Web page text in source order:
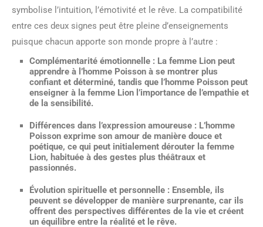
symbolise l’intuition, l’émotivité et le rêve. La compatibilité
entre ces deux signes peut être pleine d’enseignements
puisque chacun apporte son monde propre à l’autre :
Complémentarité émotionnelle : La femme Lion peut
apprendre à l’homme Poisson à se montrer plus
confiant et déterminé, tandis que l’homme Poisson peut
enseigner à la femme Lion l’importance de l’empathie et
de la sensibilité.
Différences dans l’expression amoureuse : L’homme
Poisson exprime son amour de manière douce et
poétique, ce qui peut initialement dérouter la femme
Lion, habituée à des gestes plus théâtraux et
passionnés.
Évolution spirituelle et personnelle : Ensemble, ils
peuvent se développer de manière surprenante, car ils
offrent des perspectives différentes de la vie et créent
un équilibre entre la réalité et le rêve.